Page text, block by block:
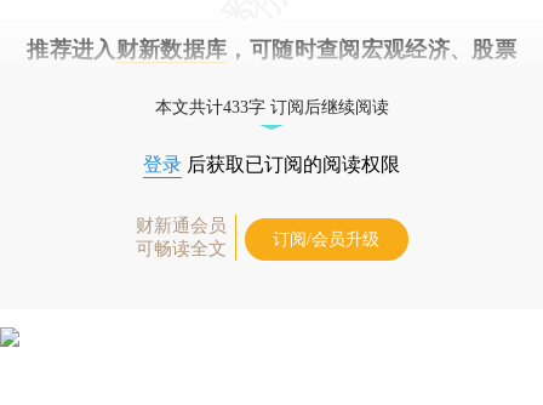
推荐进入 财新数据库 ，可随时查阅宏观经济、股票
本文共计433字 订阅后继续阅读
登录 后获取已订阅的阅读权限
财新通会员
可畅读全文
订阅/会员升级